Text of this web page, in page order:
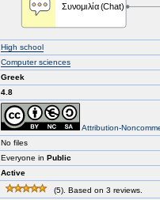
High school
Computer sciences
Greek
4.8
Attribution-
No files
Everyone in Public
Active
(5). Based on 3 reviews.